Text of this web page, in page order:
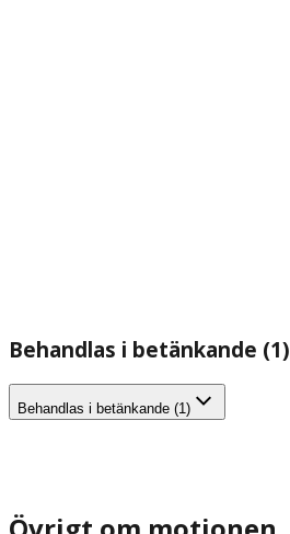
Behandlas i betänkande (1)
Behandlas i betänkande (1)